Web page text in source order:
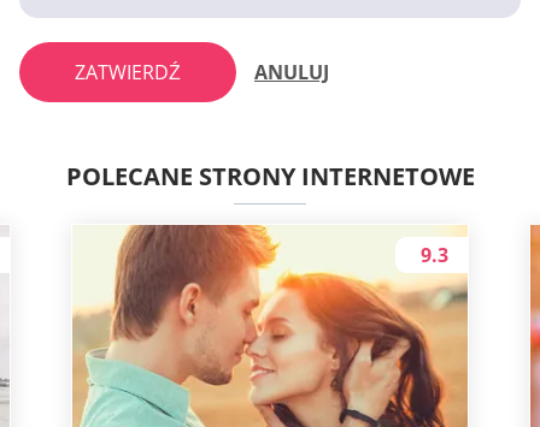
ZATWIERDŹ ANULUJ
POLECANE STRONY INTERNETOWE
9.3